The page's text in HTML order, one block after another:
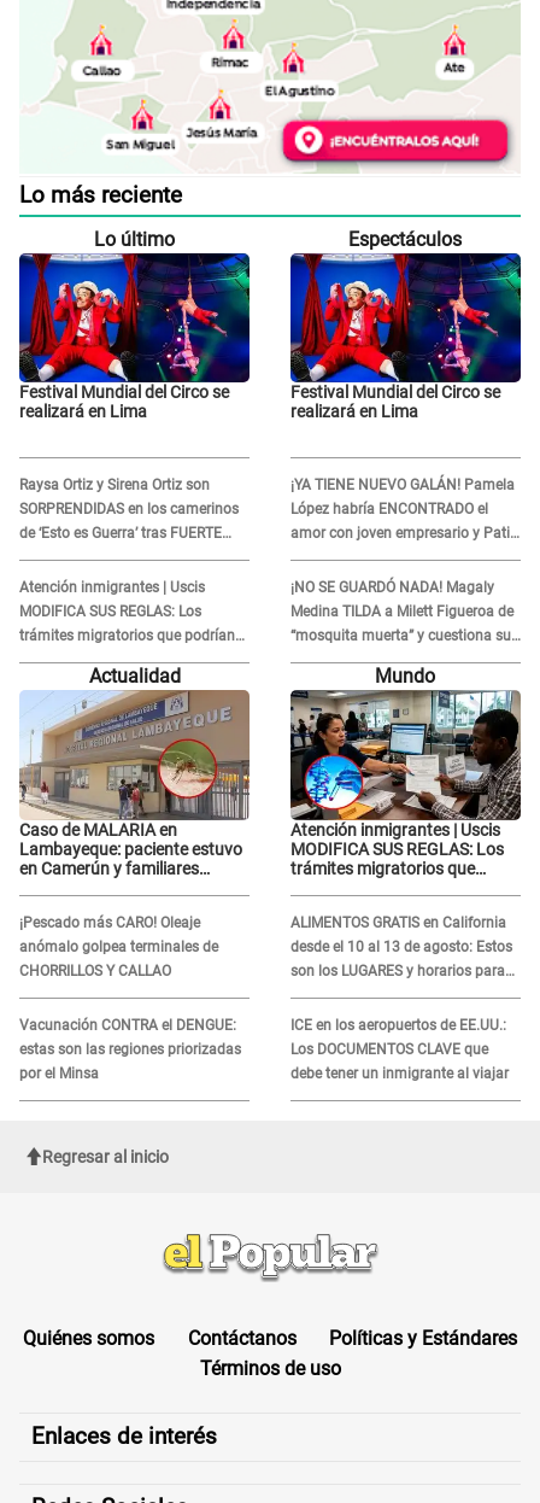
Lo más reciente
Lo último
Festival Mundial del Circo se
realizará en Lima
Raysa Ortiz y Sirena Ortiz son
SORPRENDIDAS en los camerinos
de ‘Esto es Guerra’ tras FUERTE
ENFRENTAMIENTO con Gabriel
Moisés: “Gracias”
Atención inmigrantes | Uscis
MODIFICA SUS REGLAS: Los
trámites migratorios que podrían
necesitar tu prueba de ADN
Espectáculos
Festival Mundial del Circo se
realizará en Lima
¡YA TIENE NUEVO GALÁN! Pamela
López habría ENCONTRADO el
amor con joven empresario y Pati
Lorena la ECHA en VIVO
¡NO SE GUARDÓ NADA! Magaly
Medina TILDA a Milett Figueroa de
“mosquita muerta” y cuestiona su
RECONCILIACIÓN con Marcelo
Tinelli en TV argentina
Actualidad
Caso de MALARIA en
Lambayeque: paciente estuvo
en Camerún y familiares
¡Pescado más CARO! Oleaje
anómalo golpea terminales de
CHORRILLOS Y CALLAO
Vacunación CONTRA el DENGUE:
estas son las regiones priorizadas
por el Minsa
Mundo
Atención inmigrantes | Uscis
MODIFICA SUS REGLAS: Los
trámites migratorios que
ALIMENTOS GRATIS en California
desde el 10 al 13 de agosto: Estos
son los LUGARES y horarios para
recibir la ayuda
ICE en los aeropuertos de EE.UU.:
Los DOCUMENTOS CLAVE que
debe tener un inmigrante al viajar
Regresar al inicio
Quiénes somos Contáctanos
Políticas y Estándares
Términos de uso
Enlaces de interés